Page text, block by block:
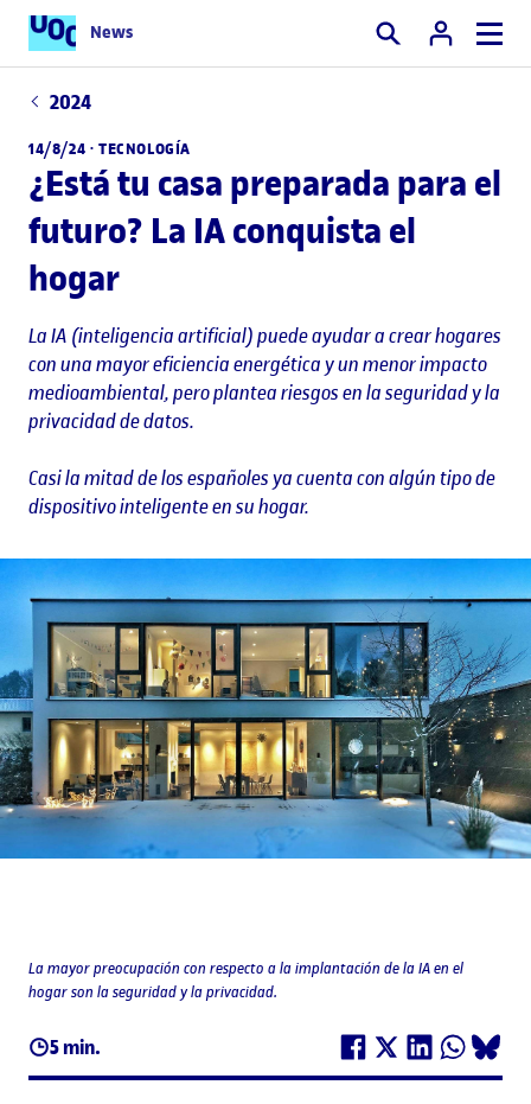
News Buscar
2024
14/8/24 · TECNOLOGÍA
¿Está tu casa preparada para el
futuro? La IA conquista el
hogar
La IA (inteligencia artificial) puede ayudar a crear hogares
con una mayor eficiencia energética y un menor impacto
medioambiental, pero plantea riesgos en la seguridad y la
privacidad de datos.
Casi la mitad de los españoles ya cuenta con algún tipo de
dispositivo inteligente en su hogar.
5 min.
La mayor preocupación con respecto a la implantación de la IA en el
hogar son la seguridad y la privacidad.